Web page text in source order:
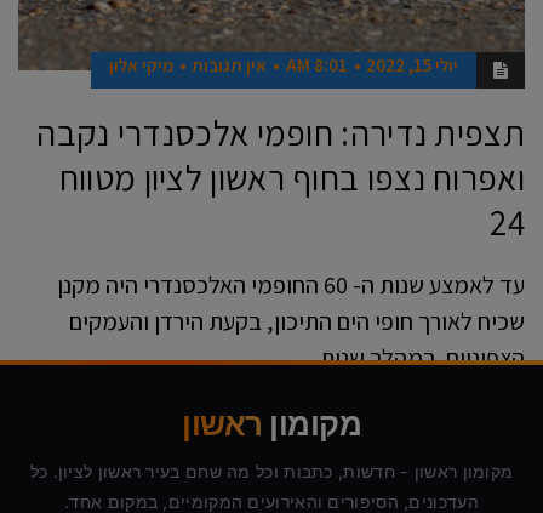
יולי 15, 2022 8:01 AM אין תגובות מיקי אלון
תצפית נדירה: חופמי אלכסנדרי נקבה
ואפרוח נצפו בחוף ראשון לציון מטווח
24
עד לאמצע שנות ה- 60 החופמי האלכסנדרי היה מקנן
שכיח לאורך חופי הים התיכון, בקעת הירדן והעמקים
הצפוניים. במהלך שנות
מקומון ראשון
מקומון ראשון - חדשות, כתבות וכל מה שחם בעיר ראשון לציון. כל
העדכונים, הסיפורים והאירועים המקומיים, במקום אחד.